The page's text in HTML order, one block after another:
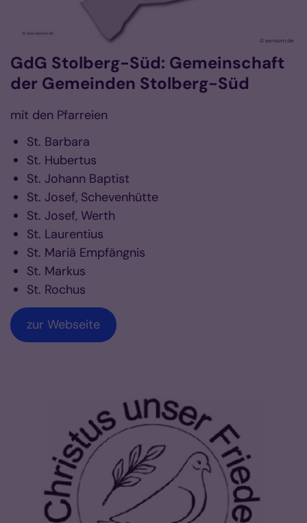
© sensum.de
GdG Stolberg-Süd: Gemeinschaft
der Gemeinden Stolberg-Süd
mit den Pfarreien
St. Barbara
St. Hubertus
St. Johann Baptist
St. Josef, Schevenhütte
St. Josef, Werth
St. Laurentius
St. Mariä Empfängnis
St. Markus
St. Rochus
zur Webseite